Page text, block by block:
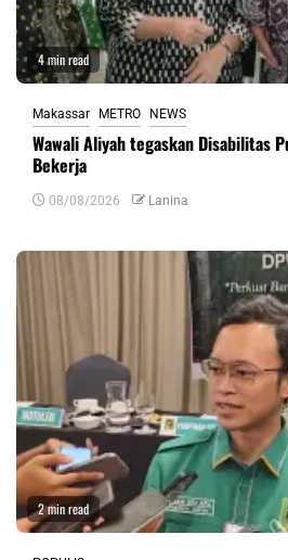
4 min read
Makassar METRO NEWS
Wawali Aliyah tegaskan Disabilitas
Bekerja
08/08/2026 Lanina
2 min read